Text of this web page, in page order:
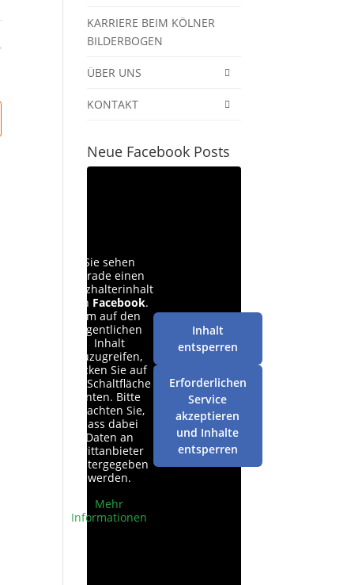
KARRIERE BEIM KÖLNER
BILDERBOGEN
ÜBER UNS
KONTAKT
Neue Facebook Posts
Sie sehen
gerade einen
Platzhalterinhalt
von Facebook.
Um auf den
eigentlichen
Inhalt
zuzugreifen,
klicken Sie auf
die Schaltfläche
unten. Bitte
beachten Sie,
dass dabei
Daten an
Drittanbieter
weitergegeben
werden.
Mehr
Informationen
Inhalt
entsperren
Erforderlichen
Service
akzeptieren
und Inhalte
entsperren